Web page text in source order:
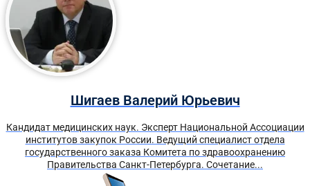
Шигаев Валерий Юрьевич
Кандидат медицинских наук. Эксперт Национальной Ассоциации
институтов закупок России. Ведущий специалист отдела
государственного заказа Комитета по здравоохранению
Правительства Санкт-Петербурга. Сочетание...